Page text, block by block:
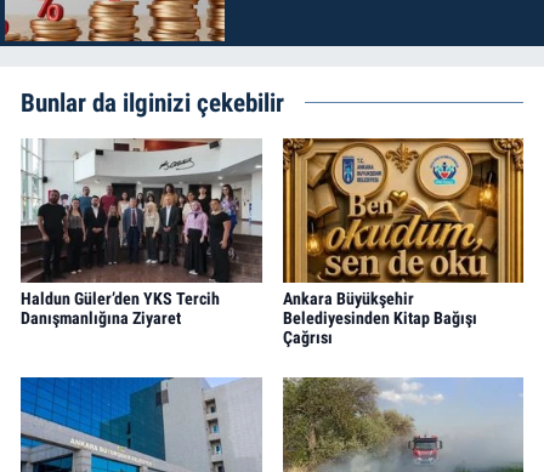
Bunlar da ilginizi çekebilir
Haldun Güler’den YKS Tercih
Danışmanlığına Ziyaret
Ankara Büyükşehir
Belediyesinden Kitap Bağışı
Çağrısı